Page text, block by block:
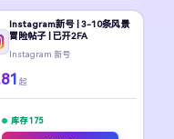
Instagram新号 | 3-10条风景
冒险帖子 | 已开2FA
Instagram 新号
起
库存 175